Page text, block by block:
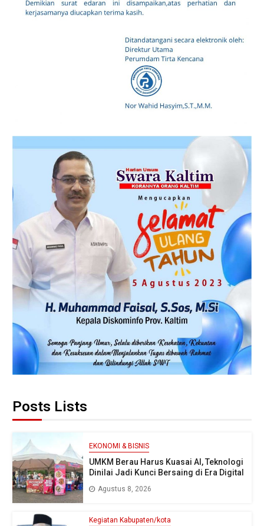
Posts Lists
EKONOMI & BISNIS
UMKM Berau Harus Kuasai AI, Teknologi
Dinilai Jadi Kunci Bersaing di Era Digital
Agustus 8, 2026
Kegiatan Kabupaten/kota